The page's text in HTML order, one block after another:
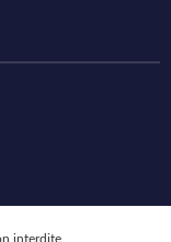
interdite